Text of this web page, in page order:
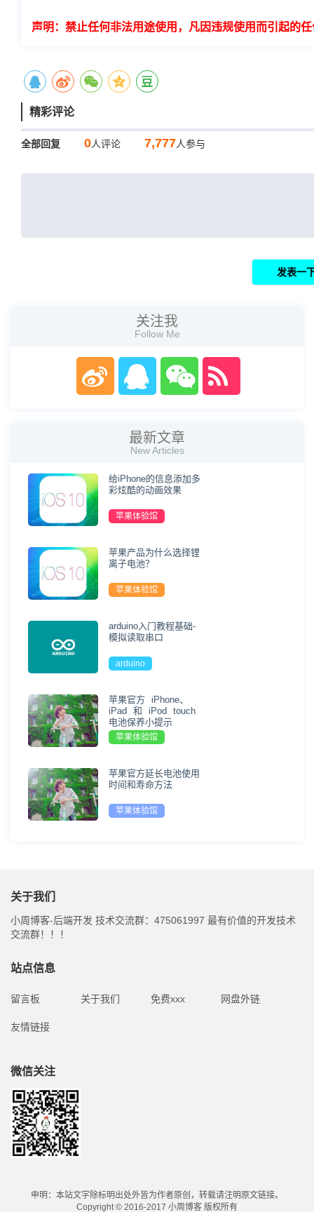
声明：禁止任何非法用途使用，凡因违规使用而引起的
精彩评论
全部回复 0人评论 7,777人参与
关注我
Follow Me
最新文章
New Articles
给iPhone的信息添加多
彩炫酷的动画效果
苹果体验馆
苹果产品为什么选择锂
离子电池？
苹果体验馆
arduino入门教程基础-
模拟读取串口
arduino
苹果官方 iPhone、
iPad 和 iPod touch
电池保养小提示
苹果体验馆
苹果官方延长电池使用
时间和寿命方法
苹果体验馆
关于我们
小周博客-后端开发 技术交流群：475061997 最有价值的开发技术
交流群！！！
站点信息
留言板 关于我们 免费xxx 网盘外链
友情链接
微信关注
申明：本站文字除标明出处外皆为作者原创，转载请注明原文链接。
Copyright © 2016-2017 小周博客 版权所有